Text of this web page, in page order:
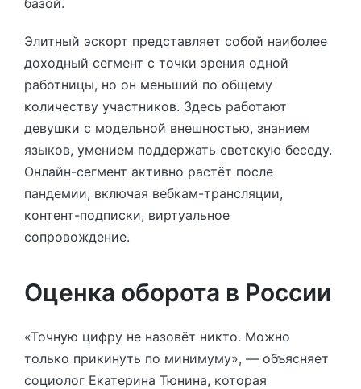
Элитный эскорт представляет собой наиболее
доходный сегмент с точки зрения одной
работницы, но он меньший по общему
количеству участников. Здесь работают
девушки с модельной внешностью, знанием
языков, умением поддержать светскую беседу.
Онлайн-сегмент активно растёт после
пандемии, включая вебкам-трансляции,
контент-подписки, виртуальное
сопровождение.
Оценка оборота в России
«Точную цифру не назовёт никто. Можно
только прикинуть по минимуму», — объясняет
социолог Екатерина Тюнина, которая